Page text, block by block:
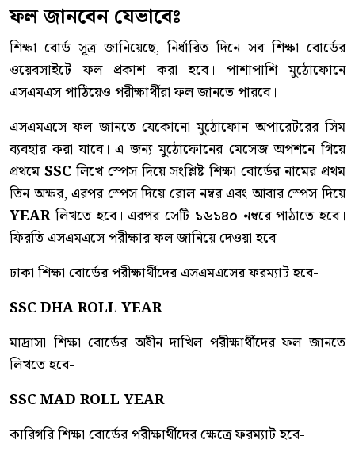
ফল জানবেন যেভাবেঃ
শিক্ষা বোর্ড সূত্র জানিয়েছে, নির্ধারিত দিনে সব শিক্ষা বোর্ডের
ওয়েবসাইটে ফল প্রকাশ করা হবে। পাশাপাশি মুঠোফোনে
এসএমএস পাঠিয়েও পরীক্ষার্থীরা ফল জানতে পারবে।
এসএমএসে ফল জানতে যেকোনো মুঠোফোন অপারেটরের সিম
ব্যবহার করা যাবে। এ জন্য মুঠোফোনের মেসেজ অপশনে গিয়ে
প্রথমে SSCলিখে স্পেস দিয়ে সংশ্লিষ্ট শিক্ষা বোর্ডের নামের প্রথম
তিন অক্ষর, এরপর স্পেস দিয়ে রোল নম্বর এবং আবার স্পেস দিয়ে
YEARলিখতে হবে। এরপর সেটি ১৬১৪০ নম্বরে পাঠাতে হবে।
ফিরতি এসএমএসে পরীক্ষার ফল জানিয়ে দেওয়া হবে।
ঢাকা শিক্ষা বোর্ডের পরীক্ষার্থীদের এসএমএসের ফরম্যাট হবে-
SSC DHA ROLL YEAR
মাদ্রাসা শিক্ষা বোর্ডের অধীন দাখিল পরীক্ষার্থীদের ফল জানতে
লিখতে হবে-
SSC MAD ROLL YEAR
কারিগরি শিক্ষা বোর্ডের পরীক্ষার্থীদের ক্ষেত্রে ফরম্যাট হবে-